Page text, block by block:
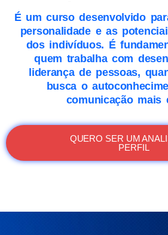
É um curso desenvolvido
personalidade e as
dos indivíduos. É
quem trabalha com
liderança de pessoas,
busca o
comunicação mais
QUERO SER UM
PERFIL